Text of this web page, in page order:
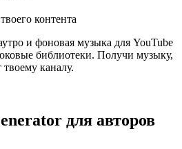
контента
и фоновая музыка для YouTube
библиотеки. Получи музыку,
твоему каналу.
для авторов